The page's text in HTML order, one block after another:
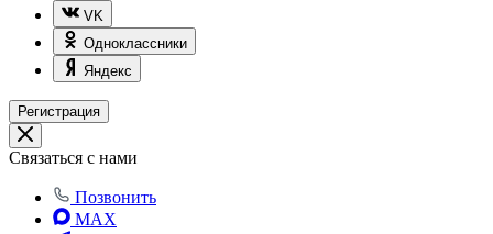
VK
Одноклассники
Яндекс
Регистрация
Связаться с нами
Позвонить
MAX